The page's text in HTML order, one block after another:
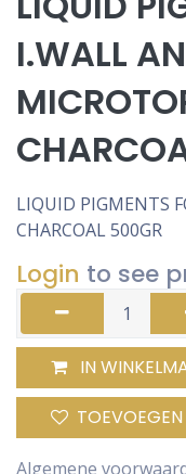
I.WALL
LIQUID PIGMENTS
CHARCOAL 500GR
Login to see
IN
Algemene